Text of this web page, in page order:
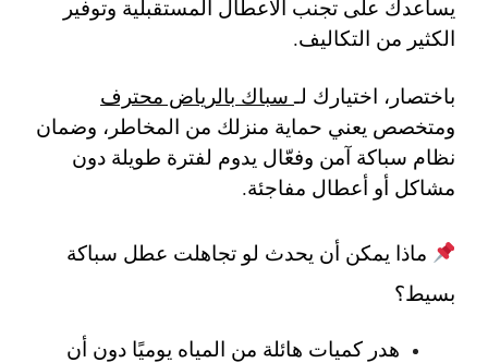
يساعدك على تجنب الأعطال المستقبلية وتوفير
الكثير من التكاليف.
باختصار، اختيارك لـسباك بالرياض محترف
ومتخصص يعني حماية منزلك من المخاطر، وضمان
نظام سباكة آمن وفعّال يدوم لفترة طويلة دون
مشاكل أو أعطال مفاجئة.
ماذا يمكن أن يحدث لو تجاهلت عطل سباكة
بسيط؟
هدر كميات هائلة من المياه يوميًا دون أن